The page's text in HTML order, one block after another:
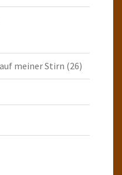
meiner Stirn (26)